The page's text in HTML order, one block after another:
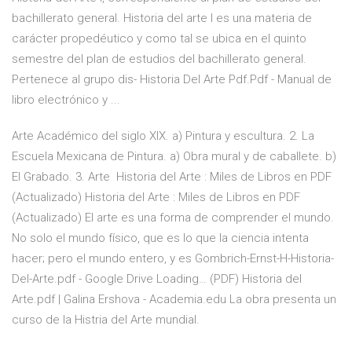
bachillerato general. Historia del arte I es una materia de
carácter propedéutico y como tal se ubica en el quinto
semestre del plan de estudios del bachillerato general.
Pertenece al grupo dis- Historia Del Arte Pdf.Pdf - Manual de
libro electrónico y ...
Arte Académico del siglo XIX. a) Pintura y escultura. 2. La
Escuela Mexicana de Pintura. a) Obra mural y de caballete. b)
El Grabado. 3. Arte Historia del Arte : Miles de Libros en PDF
(Actualizado) Historia del Arte : Miles de Libros en PDF
(Actualizado) El arte es una forma de comprender el mundo.
No solo el mundo físico, que es lo que la ciencia intenta
hacer; pero el mundo entero, y es Gombrich-Ernst-H-Historia-
Del-Arte.pdf - Google Drive Loading… (PDF) Historia del
Arte.pdf | Galina Ershova - Academia.edu La obra presenta un
curso de la Histria del Arte mundial.